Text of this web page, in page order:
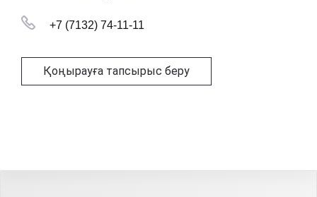
+7 (7132) 74-11-11
Қоңырауға тапсырыс беру